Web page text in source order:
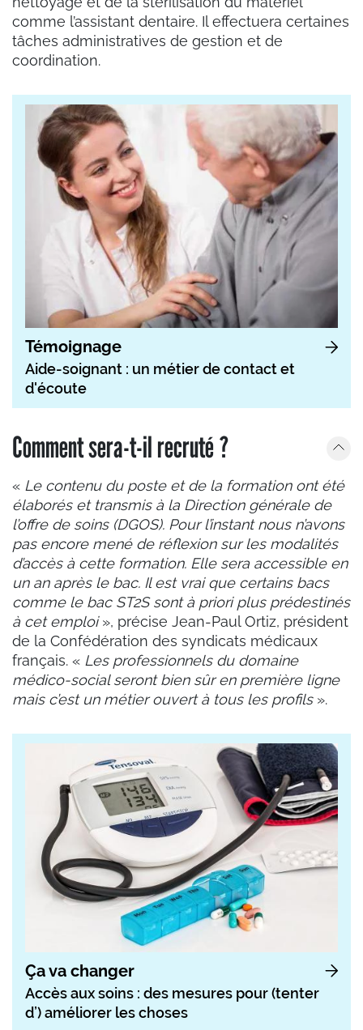
comme l’assistant dentaire. Il effectuera certaines
tâches administratives de gestion et de
coordination.
Témoignage
Aide-soignant : un métier de contact et
d'écoute
Comment sera-t-il recruté ?
« Le contenu du poste et de la formation ont été
élaborés et transmis à la Direction générale de
l’offre de soins (DGOS). Pour l’instant nous n’avons
pas encore mené de réflexion sur les modalités
d’accès à cette formation. Elle sera accessible en
un an après le bac. Il est vrai que certains bacs
comme le bac ST2S sont à priori plus prédestinés
à cet emploi», précise Jean-Paul Ortiz, président
de la Confédération des syndicats médicaux
français. « Les professionnels du domaine
médico-social seront bien sûr en première ligne
mais c’est un métier ouvert à tous les profils».
Ça va changer
Accès aux soins : des mesures pour (tenter
d’) améliorer les choses